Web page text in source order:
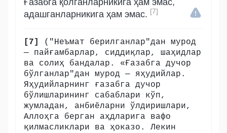
Ғазабга қолганларникига ҳам эмас,
адашганларникига ҳам эмас. [7]
[7]
("Неъмат берилганлар"дан мурод
— пайғамбарлар, сиддиқлар, шаҳидлар
ва солиҳ бандалар. «Ғазабга дучор
бўлганлар"дан мурод — яҳудийлар.
Яҳудийларнинг ғазабга дучор
бўлишларининг сабаблари кўп,
жумладан, анбиёларни ўлдиришлари,
Аллоҳга берган аҳдларига вафо
қилмасликлари ва ҳоказо. Лекин